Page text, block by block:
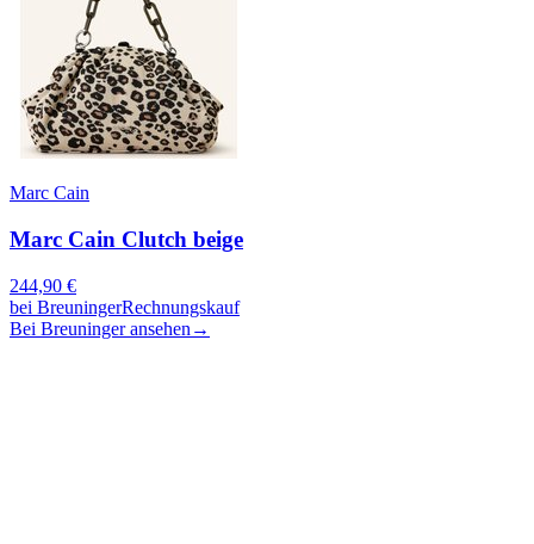
Marc Cain
Marc Cain Clutch beige
244,90 €
bei BreuningerRechnungskauf
Bei Breuninger ansehen →